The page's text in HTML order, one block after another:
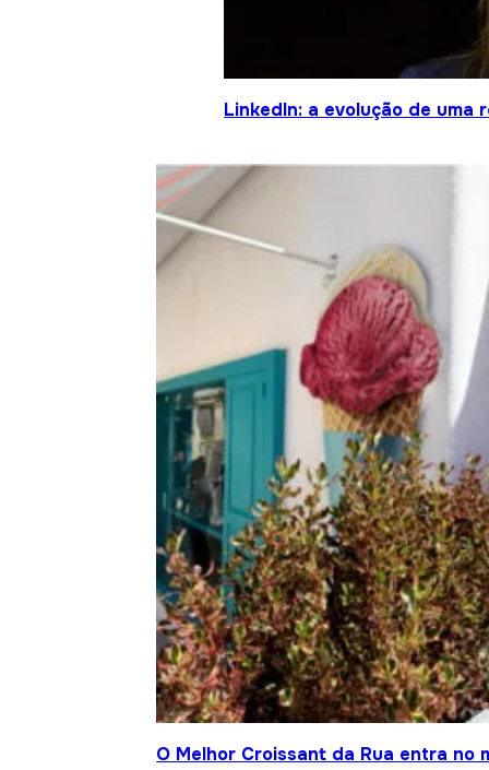
LinkedIn: a evolução de
O Melhor Croissant da Rua entra